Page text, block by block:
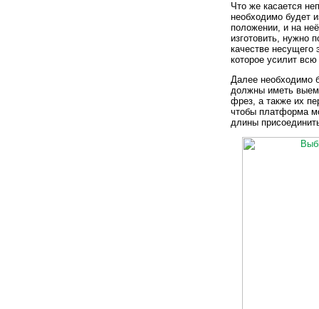
Что же касается
необходимо будет
положении, и на
изготовить, нужно
качестве несущего
которое усилит
Далее необходимо
должны иметь
фрез, а также их
чтобы платформа
длины